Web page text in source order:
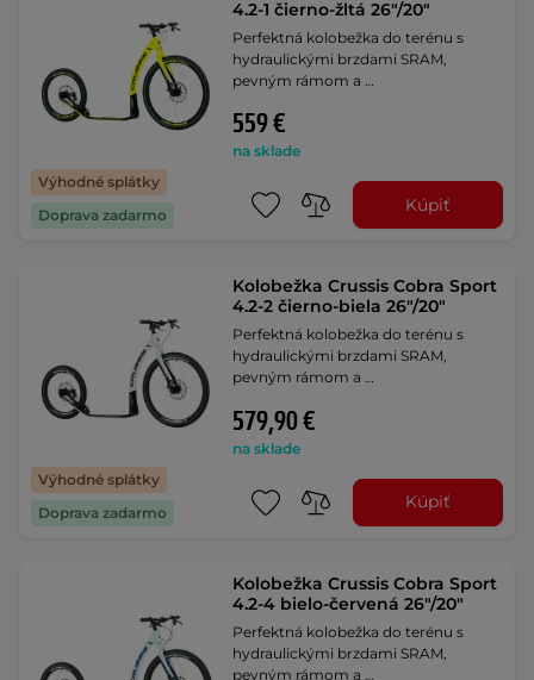
Výhodné splátky
Doprava zadarmo
4.2-1 čierno-žltá 26"/20"
Perfektná kolobežka do terénu s
hydraulickými brzdami SRAM,
pevným rámom a …
559 €
na sklade
Kúpiť
Výhodné splátky
Doprava zadarmo
Kolobežka Crussis Cobra Sport
4.2-2 čierno-biela 26"/20"
Perfektná kolobežka do terénu s
hydraulickými brzdami SRAM,
pevným rámom a …
579,90 €
na sklade
Kúpiť
Kolobežka Crussis Cobra Sport
4.2-4 bielo-červená 26"/20"
Perfektná kolobežka do terénu s
hydraulickými brzdami SRAM,
pevným rámom a …